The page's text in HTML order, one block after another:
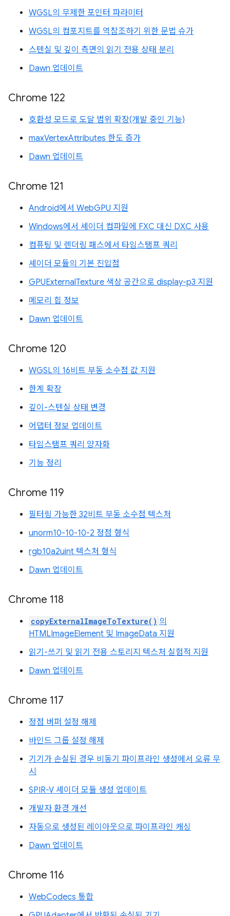
WGSL의 무제한 포인터 파라미터
WGSL의 컴포지트를 역참조하기 위한 문법 슈가
스텐실 및 깊이 측면의 읽기 전용 상태 분리
Dawn 업데이트
Chrome 122
호환성 모드로 도달 범위 확장(개발 중인 기능)
maxVertexAttributes 한도 증가
Dawn 업데이트
Chrome 121
Android에서 WebGPU 지원
Windows에서 셰이더 컴파일에 FXC 대신 DXC 사용
컴퓨팅 및 렌더링 패스에서 타임스탬프 쿼리
셰이더 모듈의 기본 진입점
GPUExternalTexture 색상 공간으로 display-p3 지원
메모리 힙 정보
Dawn 업데이트
Chrome 120
WGSL의 16비트 부동 소수점 값 지원
한계 확장
깊이-스텐실 상태 변경
어댑터 정보 업데이트
타임스탬프 쿼리 양자화
기능 정리
Chrome 119
필터링 가능한 32비트 부동 소수점 텍스처
unorm10-10-10-2 정점 형식
rgb10a2uint 텍스처 형식
Dawn 업데이트
Chrome 118
copyExternalImageToTexture() 의
HTMLImageElement 및 ImageData 지원
읽기-쓰기 및 읽기 전용 스토리지 텍스처 실험적 지원
Dawn 업데이트
Chrome 117
정점 버퍼 설정 해제
바인드 그룹 설정 해제
기기가 손실된 경우 비동기 파이프라인 생성에서 오류 무
시
SPIR-V 셰이더 모듈 생성 업데이트
개발자 환경 개선
자동으로 생성된 레이아웃으로 파이프라인 캐싱
Dawn 업데이트
Chrome 116
WebCodecs 통합